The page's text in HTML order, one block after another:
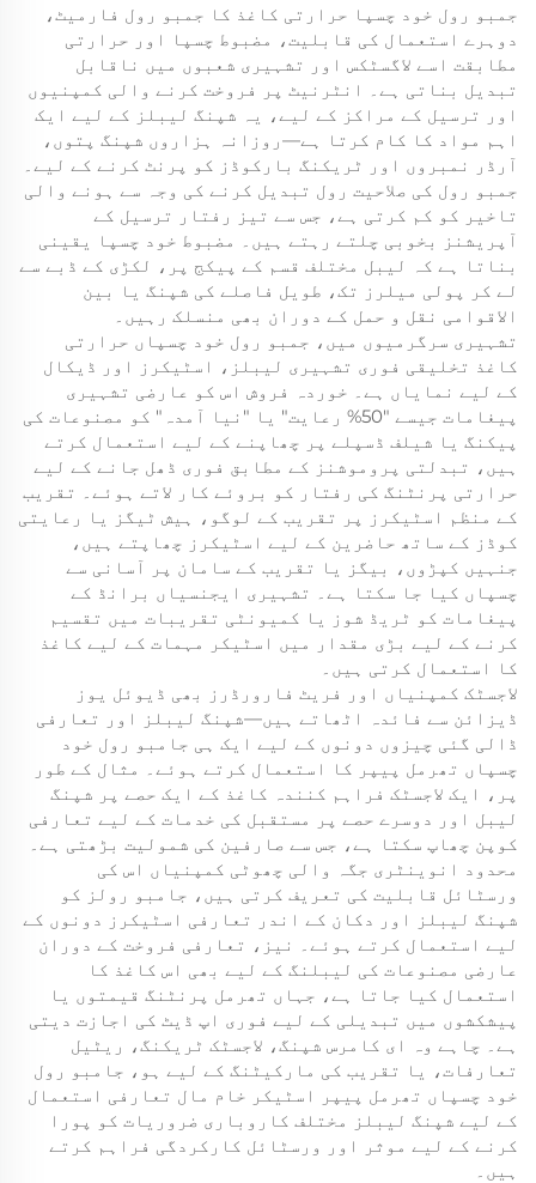
جمبو رول خود چسپا حرارتی کاغذ کا جمبو رول فارمیٹ،
دوہرے استعمال کی قابلیت، مضبوط چسپا اور حرارتی
مطابقت اسے لاگسٹکس اور تشہیری شعبوں میں ناقابل
تبدیل بناتی ہے۔ انٹرنیٹ پر فروخت کرنے والی کمپنیوں
اور ترسیل کے مراکز کے لیے، یہ شپنگ لیبلز کے لیے ایک
اہم مواد کا کام کرتا ہے—روزانہ ہزاروں شپنگ پتوں،
آرڈر نمبروں اور ٹریکنگ بارکوڈز کو پرنٹ کرنے کے لیے۔
جمبو رول کی صلاحیت رول تبدیل کرنے کی وجہ سے ہونے والی
تاخیر کو کم کرتی ہے، جس سے تیز رفتار ترسیل کے
آپریشنز بخوبی چلتے رہتے ہیں۔ مضبوط خود چسپا یقینی
بناتا ہے کہ لیبل مختلف قسم کے پیکج پر، لکڑی کے ڈبے سے
لے کر پولی میلرز تک، طویل فاصلے کی شپنگ یا بین
الاقوامی نقل و حمل کے دوران بھی منسلک رہیں۔
تشہیری سرگرمیوں میں، جمبو رول خود چسپاں حرارتی
کاغذ تخلیقی فوری تشہیری لیبلز، اسٹیکرز اور ڈیکال
کے لیے نمایاں ہے۔ خوردہ فروش اس کو عارضی تشہیری
پیغامات جیسے "50% رعایت" یا "نیا آمدہ" کو مصنوعات کی
پیکنگ یا شیلف ڈسپلے پر چھاپنے کے لیے استعمال کرتے
ہیں، تبدلتی پروموشنز کے مطابق فوری ڈھل جانے کے لیے
حرارتی پرنٹنگ کی رفتار کو بروئے کار لاتے ہوئے۔ تقریب
کے منظم اسٹیکرز پر تقریب کے لوگو، ہیش ٹیگز یا رعایتی
کوڈز کے ساتھ حاضرین کے لیے اسٹیکرز چھاپتے ہیں،
جنہیں کپڑوں، بیگز یا تقریب کے سامان پر آسانی سے
چسپاں کیا جا سکتا ہے۔ تشہیری ایجنسیاں برانڈ کے
پیغامات کو ٹریڈ شوز یا کمیونٹی تقریبات میں تقسیم
کرنے کے لیے بڑی مقدار میں اسٹیکر مہمات کے لیے کاغذ
کا استعمال کرتی ہیں۔
لاجسٹک کمپنیاں اور فریٹ فارورڈرز بھی ڈیوئل یوز
ڈیزائن سے فائدہ اٹھاتے ہیں—شپنگ لیبلز اور تعارفی
ڈالی گئی چیزوں دونوں کے لیے ایک ہی جامبو رول خود
چسپاں تھرمل پیپر کا استعمال کرتے ہوئے۔ مثال کے طور
پر، ایک لاجسٹک فراہم کنندہ کاغذ کے ایک حصے پر شپنگ
لیبل اور دوسرے حصے پر مستقبل کی خدمات کے لیے تعارفی
کوپن چھاپ سکتا ہے، جس سے صارفین کی شمولیت بڑھتی ہے۔
محدود انوینٹری جگہ والی چھوٹی کمپنیاں اس کی
ورسٹائل قابلیت کی تعریف کرتی ہیں، جامبو رولز کو
شپنگ لیبلز اور دکان کے اندر تعارفی اسٹیکرز دونوں کے
لیے استعمال کرتے ہوئے۔ نیز، تعارفی فروخت کے دوران
عارضی مصنوعات کی لیبلنگ کے لیے بھی اس کاغذ کا
استعمال کیا جاتا ہے، جہاں تھرمل پرنٹنگ قیمتوں یا
پیشکشوں میں تبدیلی کے لیے فوری اپ ڈیٹ کی اجازت دیتی
ہے۔ چاہے وہ ای کامرس شپنگ، لاجسٹک ٹریکنگ، ریٹیل
تعارفات، یا تقریب کی مارکیٹنگ کے لیے ہو، جامبو رول
خود چسپاں تھرمل پیپر اسٹیکر خام مال تعارفی استعمال
کے لیے شپنگ لیبلز مختلف کاروباری ضروریات کو پورا
کرنے کے لیے موثر اور ورسٹائل کارکردگی فراہم کرتے
ہیں۔